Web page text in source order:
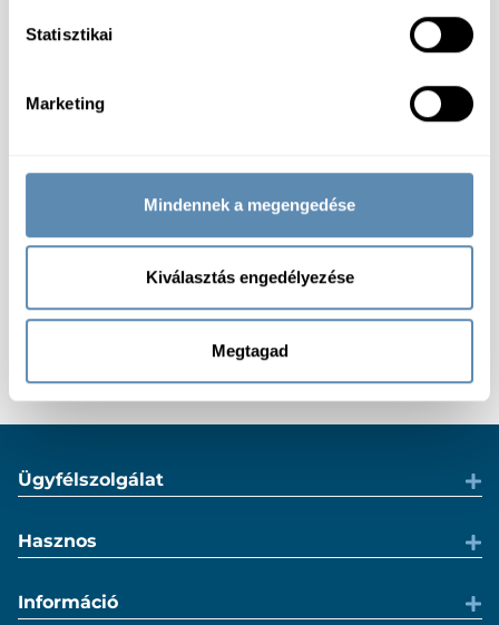
Statisztikai
Marketing
Mindennek a megengedése
Kiválasztás engedélyezése
Megtagad
Ügyfélszolgálat
Hasznos
Információ